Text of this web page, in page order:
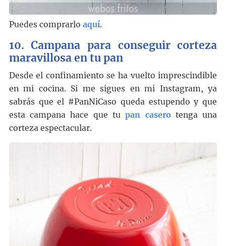
Puedes comprarlo aquí.
10. Campana para conseguir corteza
maravillosa en tu pan
Desde el confinamiento se ha vuelto imprescindible
en mi cocina. Si me sigues en mi Instagram, ya
sabrás que el #PanNiCaso queda estupendo y que
esta campana hace que tupan caserotenga una
corteza espectacular.